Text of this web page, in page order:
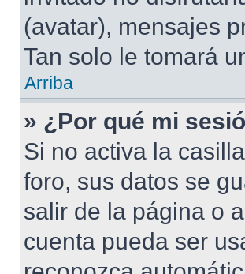
(avatar), mensajes
Tan solo le tomará
Arriba
» ¿Por qué mi
Si no activa la casilla
foro, sus datos se
salir de la página o
cuenta pueda ser